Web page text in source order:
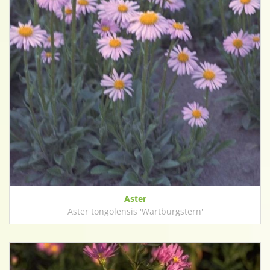
Aster
Aster tongolensis 'Wartburgstern'